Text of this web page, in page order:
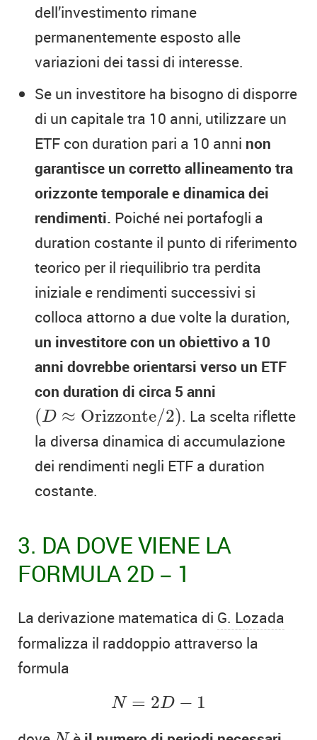
dell’investimento rimane
permanentemente esposto alle
variazioni dei tassi di interesse.
Se un investitore ha bisogno di disporre
di un capitale tra 10 anni, utilizzare un
ETF con duration pari a 10 anni non
garantisce un corretto allineamento tra
orizzonte temporale e dinamica dei
rendimenti. Poiché nei portafogli a
duration costante il punto di riferimento
teorico per il riequilibrio tra perdita
iniziale e rendimenti successivi si
colloca attorno a due volte la duration,
un investitore con un obiettivo a 10
anni dovrebbe orientarsi verso un ETF
con duration di circa 5 anni
(D ≈ Orizzonte/2)
(D≈ O iz zo / )
. La scelta riflette
la diversa dinamica di accumulazione
dei rendimenti negli ETF a duration
costante.
3. DA DOVE VIENE LA
FORMULA 2D − 1
La derivazione matematica di G. Lozada
formalizza il raddoppio attraverso la
formula
N = 2D − 1
N= 2D−
N